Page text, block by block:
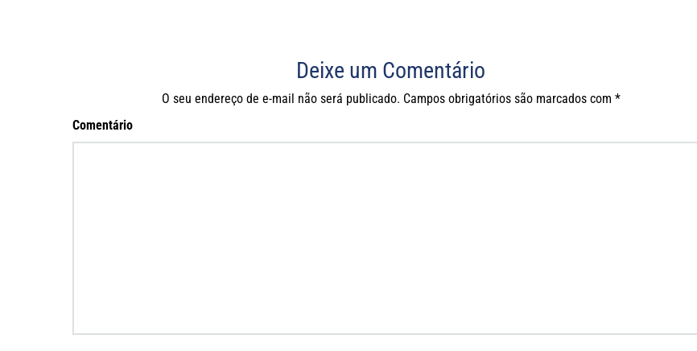
Deixe um Comentário
O seu endereço de e-mail não será publicado. Campos obrigatórios são marcados com *
Comentário